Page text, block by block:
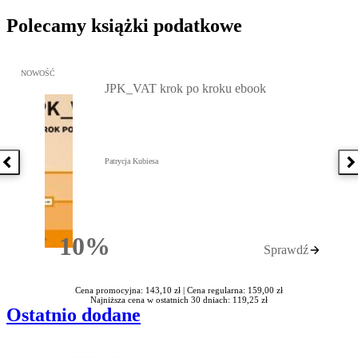
Polecamy książki podatkowe
Poprzednia książka
Przejdź do: JPK_VAT krok po kroku ebook, Patrycja Kubiesa -
NOWOŚĆ
10%Rabatu
JPK_VAT krok po kroku ebook
Patrycja Kubiesa
Sprawdź
Cena promocyjna: 143,10 zł | Cena regularna: 159,00 zł
Najniższa cena w ostatnich 30 dniach: 119,25 zł
Ostatnio dodane